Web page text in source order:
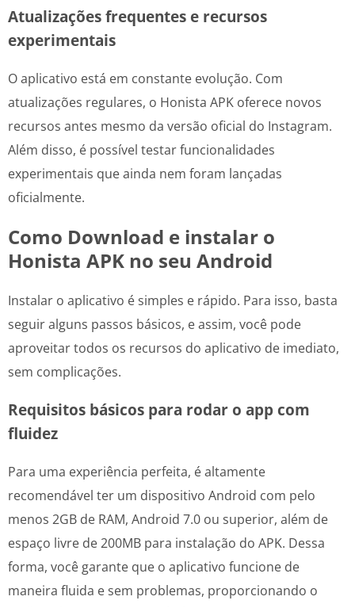
Atualizações frequentes e recursos
experimentais
O aplicativo está em constante evolução. Com
atualizações regulares, o Honista APK oferece novos
recursos antes mesmo da versão oficial do Instagram.
Além disso, é possível testar funcionalidades
experimentais que ainda nem foram lançadas
oficialmente.
Como Download e instalar o
Honista APK no seu Android
Instalar o aplicativo é simples e rápido. Para isso, basta
seguir alguns passos básicos, e assim, você pode
aproveitar todos os recursos do aplicativo de imediato,
sem complicações.
Requisitos básicos para rodar o app com
fluidez
Para uma experiência perfeita, é altamente
recomendável ter um dispositivo Android com pelo
menos 2GB de RAM, Android 7.0 ou superior, além de
espaço livre de 200MB para instalação do APK. Dessa
forma, você garante que o aplicativo funcione de
maneira fluida e sem problemas, proporcionando o